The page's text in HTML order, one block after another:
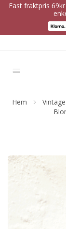
Fast fraktpris
Hem